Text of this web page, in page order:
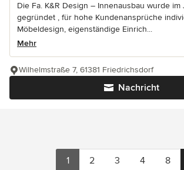
Die Fa. K&R Design – Innenausbau wurde im
gegründet , für hohe Kundenansprüche
Möbeldesign, eigenständige Einrich...
Mehr
Nachricht
Wilhelmstraße 7, 61381 Friedrichsdorf
1 2 3 4 8